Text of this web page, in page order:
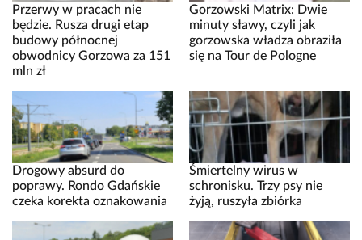
Przerwy w pracach nie
będzie. Rusza drugi etap
budowy północnej
obwodnicy Gorzowa za 151
mln zł
Gorzowski Matrix: Dwie
minuty sławy, czyli jak
gorzowska władza obraziła
się na Tour de Pologne
Drogowy absurd do
poprawy. Rondo Gdańskie
czeka korekta oznakowania
Śmiertelny wirus w
schronisku. Trzy psy nie
żyją, ruszyła zbiórka